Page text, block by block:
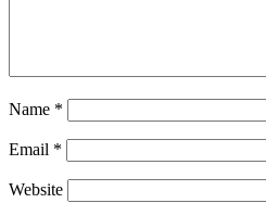
Name *
Email *
Website